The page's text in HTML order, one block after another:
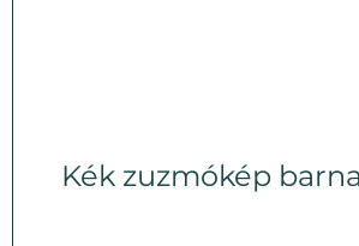
Kék zuzmókép